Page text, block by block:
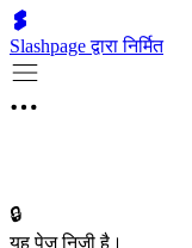
Slashpage द्वारा निर्मित
🔒
यह पेज निजी है।